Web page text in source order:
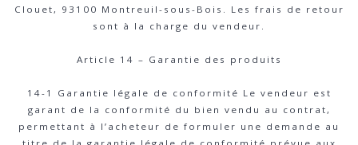
Clouet, 93100 Montreuil-sous-Bois. Les frais de retour
sont à la charge du vendeur.
Article 14 – Garantie des produits
14-1 Garantie légale de conformité Le vendeur est
garant de la conformité du bien vendu au contrat,
permettant à l’acheteur de formuler une demande au